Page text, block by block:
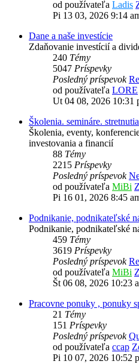
od používateľa Ladis
Pi 13 03, 2026 9:14
Dane a naše investície
Zdaňovanie investícií a
240 Témy
5047 Príspevky
Posledný príspevok
od používateľa LORE
Ut 04 08, 2026 10:31
Školenia. semináre. stretnutia
Školenia, eventy,
investovania a financií
88 Témy
2215 Príspevky
Posledný príspevok
od používateľa MiBi
Pi 16 01, 2026 8:45
Podnikanie, podnikateľské
Podnikanie, podnikateľské
459 Témy
3619 Príspevky
Posledný príspevok
od používateľa MiBi
Št 06 08, 2026 10:23
Pracovne ponuky , ponuky
21 Témy
151 Príspevky
Posledný príspevok
od používateľa ccap
Pi 10 07, 2026 10:52